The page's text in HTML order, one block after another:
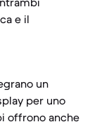
e il
un
per uno
offrono anche